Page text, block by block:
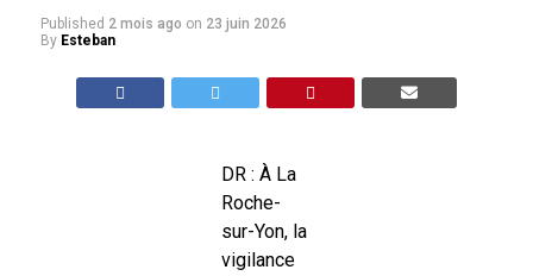
Published 2 mois ago on 23 juin 2026
By Esteban
DR : À La
Roche-
sur-Yon, la
vigilance